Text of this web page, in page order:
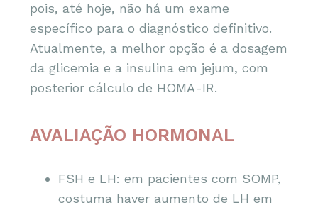
pois, até hoje, não há um exame
específico para o diagnóstico definitivo.
Atualmente, a melhor opção é a dosagem
da glicemia e a insulina em jejum, com
posterior cálculo de HOMA-IR.
AVALIAÇÃO HORMONAL
FSH e LH: em pacientes com SOMP,
costuma haver aumento de LH em